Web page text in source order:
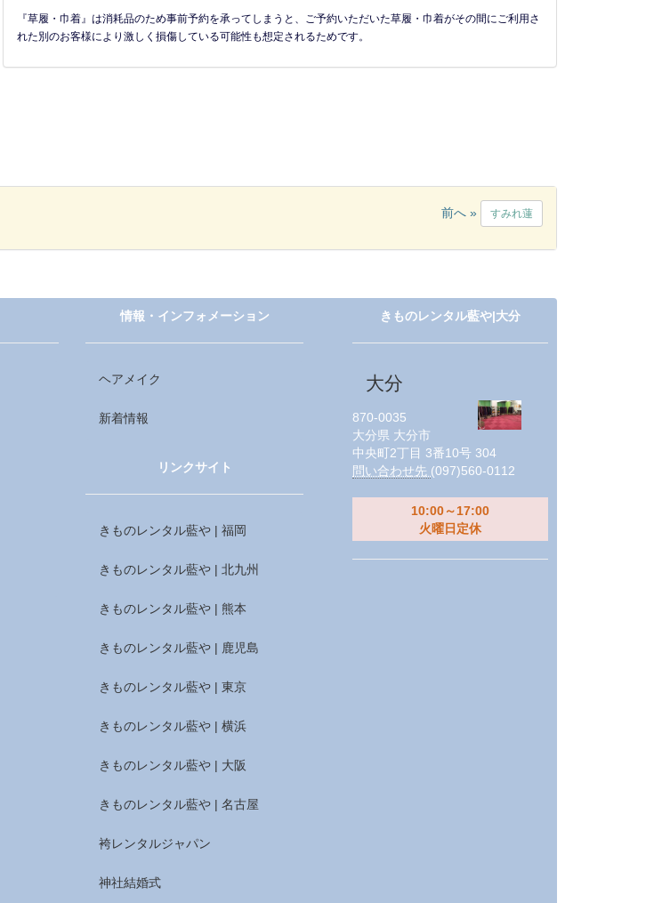
『草履・巾着』は消耗品のため事前予約を承ってしまうと、ご予約いただいた草履・巾着がその間にご利用さ
れた別のお客様により激しく損傷している可能性も想定されるためです。
前へ » すみれ蓮
情報・インフォメーション
ヘアメイク
新着情報
リンクサイト
きものレンタル藍や | 福岡
きものレンタル藍や | 北九州
きものレンタル藍や | 熊本
きものレンタル藍や | 鹿児島
きものレンタル藍や | 東京
きものレンタル藍や | 横浜
きものレンタル藍や | 大阪
きものレンタル藍や | 名古屋
袴レンタルジャパン
神社結婚式
きものレンタル藍や|大分
大分
870-0035
大分県 大分市
中央町2丁目 3番10号 304
問い合わせ先 (097)560-0112
10:00～17:00
火曜日定休